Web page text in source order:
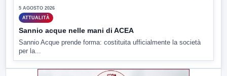
5 AGOSTO 2026
ATTUALITÀ
Sannio acque nelle mani di ACEA
Sannio Acque prende forma: costituita ufficialmente la società
per la...